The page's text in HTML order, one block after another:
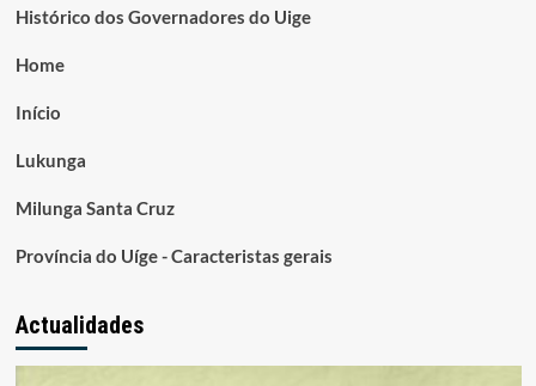
Histórico dos Governadores do Uige
Home
Início
Lukunga
Milunga Santa Cruz
Província do Uíge - Caracteristas gerais
Actualidades